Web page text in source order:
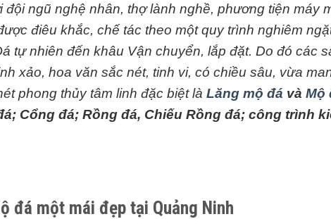
đội ngũ nghệ nhân, thợ lành nghề, phương tiện máy
điêu khắc, chế tác theo một quy trình nghiêm
tự nhiên đến khâu Vận chuyển, lắp đặt. Do đó các
xảo, hoa văn sắc nét, tinh vi, có chiều sâu, vừa
phong thủy tâm linh đặc biệt là Lăng mộ đá và Mộ
Cổng đá; Rồng đá, Chiếu Rồng đá; công trình
đá một mái đẹp tại Quảng Ninh